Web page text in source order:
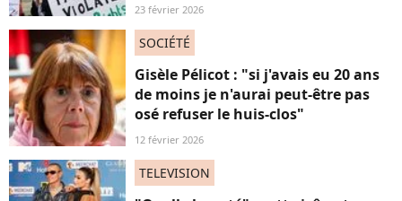
23 février 2026
SOCIÉTÉ
Gisèle Pélicot : "si j'avais eu 20 ans
de moins je n'aurai peut-être pas
osé refuser le huis-clos"
12 février 2026
TELEVISION